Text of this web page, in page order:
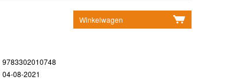
Winkelwagen
9783302010748
04-08-2021